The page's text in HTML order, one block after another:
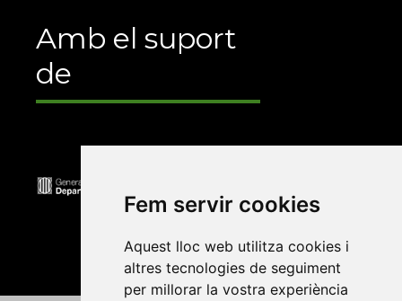
Fem servir cookies
Aquest lloc web utilitza cookies i
altres tecnologies de seguiment
per millorar la vostra experiència
Amb el suport
de